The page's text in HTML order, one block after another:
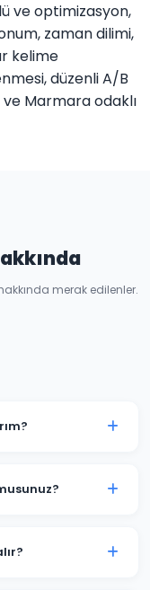
ve optimizasyon,
zaman dilimi,
kelime
düzenli A/B
Marmara odaklı
merak edilenler.
anlamlı trafik
dahil